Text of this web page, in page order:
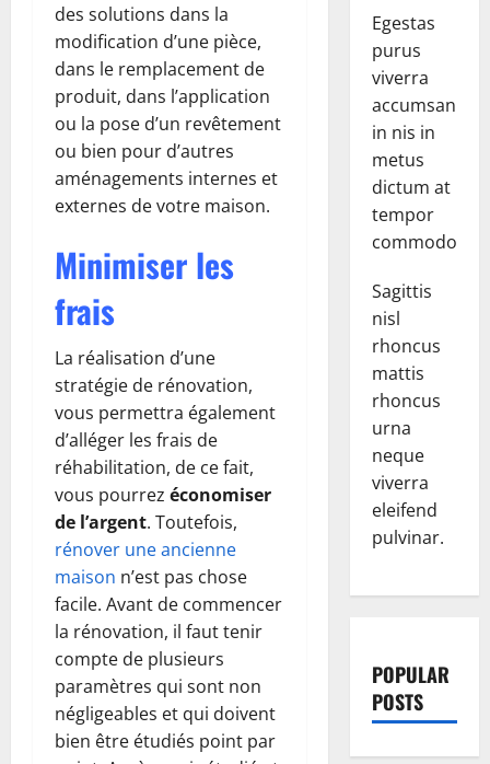
des solutions dans la
modification d’une pièce,
dans le remplacement de
produit, dans l’application
ou la pose d’un revêtement
ou bien pour d’autres
aménagements internes et
externes de votre maison.
Minimiser les
frais
La réalisation d’une
stratégie de rénovation,
vous permettra également
d’alléger les frais de
réhabilitation, de ce fait,
vous pourrez économiser
de l’argent. Toutefois,
rénover une ancienne
maison n’est pas chose
facile. Avant de commencer
la rénovation, il faut tenir
compte de plusieurs
paramètres qui sont non
négligeables et qui doivent
bien être étudiés point par
Egestas
purus
viverra
accumsan
in nis in
metus
dictum at
tempor
commodo.
Sagittis
nisl
rhoncus
mattis
rhoncus
urna
neque
viverra
eleifend
pulvinar.
POPULAR
POSTS